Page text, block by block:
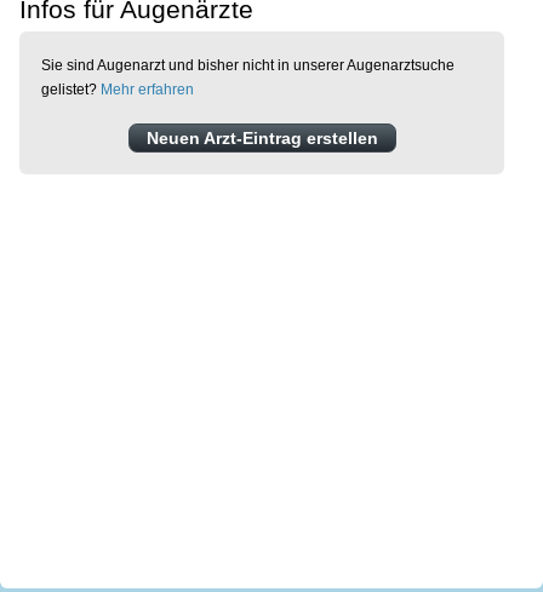
Infos für Augenärzte
Sie sind Augenarzt und bisher nicht in unserer Augenarztsuche
gelistet? Mehr erfahren
Neuen Arzt-Eintrag erstellen